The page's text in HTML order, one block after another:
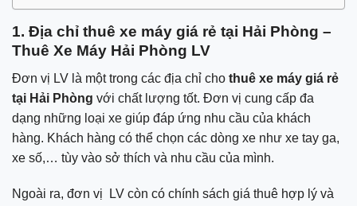
1. Địa chỉ thuê xe máy giá rẻ tại Hải Phòng –
Thuê Xe Máy Hải Phòng LV
Đơn vị LV là một trong các địa chỉ cho thuê xe máy giá rẻ
tại Hải Phòng với chất lượng tốt. Đơn vị cung cấp đa
dạng những loại xe giúp đáp ứng nhu cầu của khách
hàng. Khách hàng có thể chọn các dòng xe như xe tay ga,
xe số,… tùy vào sở thích và nhu cầu của mình.
Ngoài ra, đơn vị LV còn có chính sách giá thuê hợp lý và